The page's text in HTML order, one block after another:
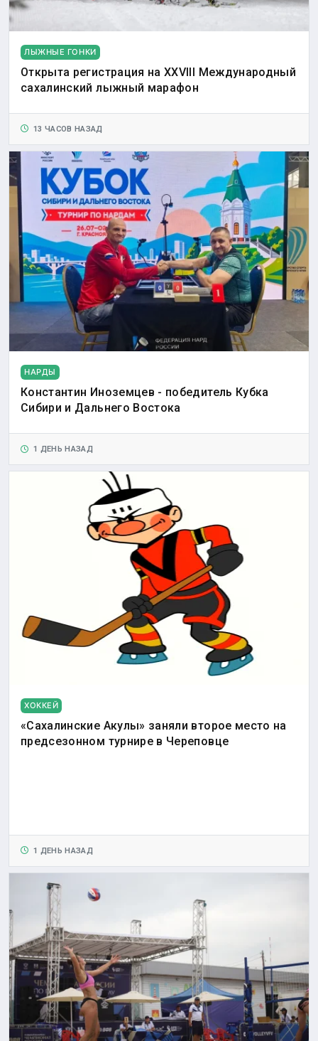
ЛЫЖНЫЕ ГОНКИ
Открыта регистрация на XXVIII Международный
сахалинский лыжный марафон
13 ЧАСОВ НАЗАД
НАРДЫ
Константин Иноземцев - победитель Кубка
Сибири и Дальнего Востока
1 ДЕНЬ НАЗАД
ХОККЕЙ
«Сахалинские Акулы» заняли второе место на
предсезонном турнире в Череповце
1 ДЕНЬ НАЗАД